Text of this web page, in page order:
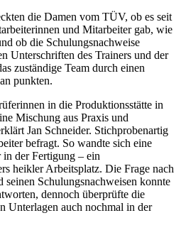
die Damen vom TÜV, ob es seit
und Mitarbeiter gab, wie
ob die Schulungsnachweise
Unterschriften des Trainers und der
zuständige Team durch einen
punkten.
in die Produktionsstätte in
Mischung aus Praxis und
Jan Schneider. Stichprobenartig
befragt. So wandte sich eine
der Fertigung – ein
heikler Arbeitsplatz. Die Frage nach
seinen Schulungsnachweisen konnte
dennoch überprüfte die
Unterlagen auch nochmal in der